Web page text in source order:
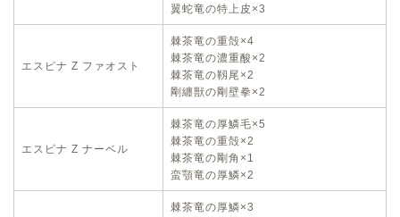
翼蛇竜の特上皮×3
エスピナ Z ファオスト
棘茶竜の重殻×4
棘茶竜の濃重酸×2
棘茶竜の靱尾×2
剛纏獣の剛壁拳×2
エスピナ Z ナーベル
棘茶竜の厚鱗毛×5
棘茶竜の重殻×2
棘茶竜の剛角×1
蛮顎竜の厚鱗×2
棘茶竜の厚鱗×3